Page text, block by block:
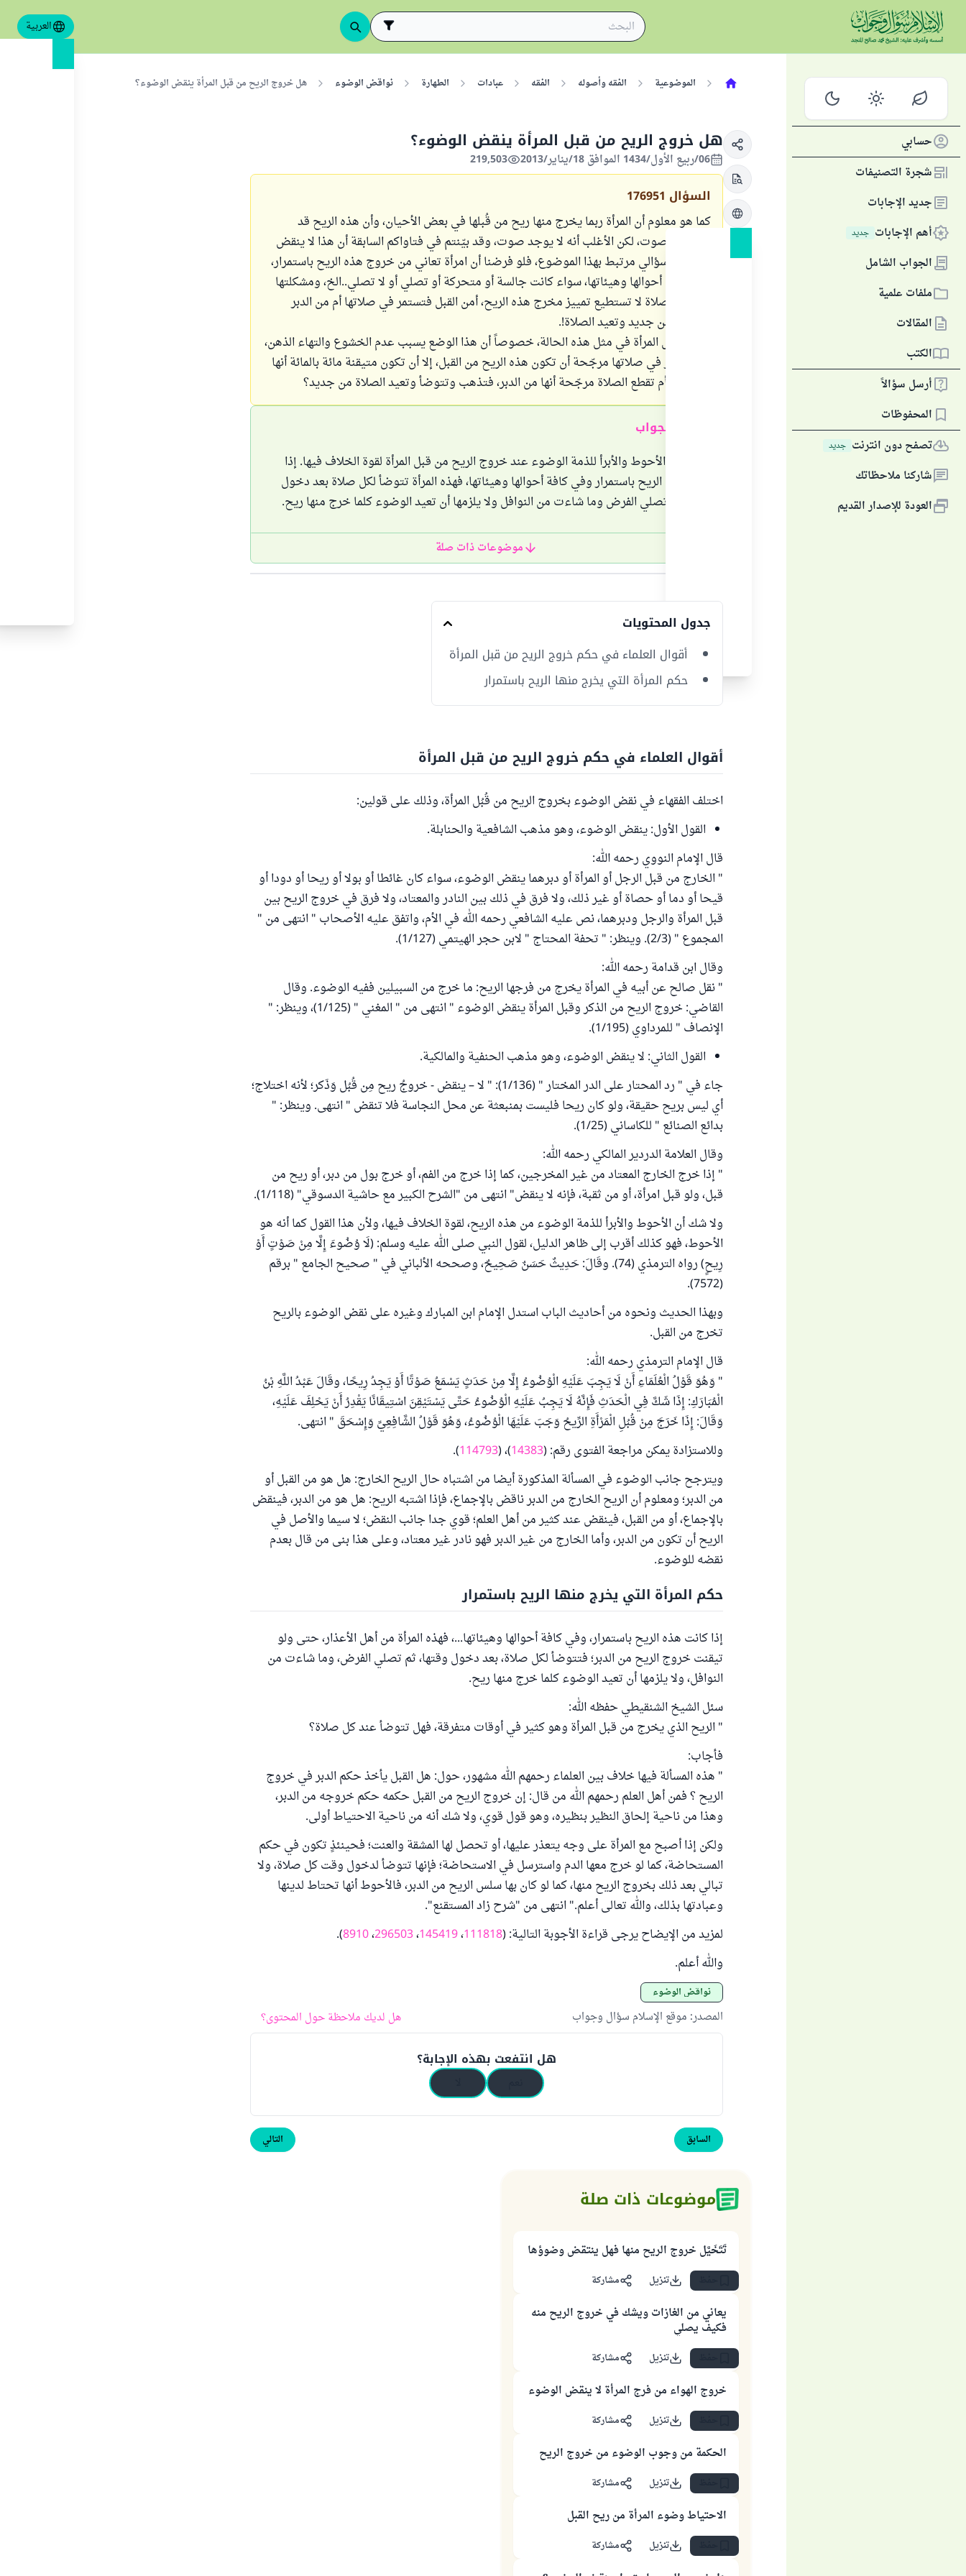
العربية
حسابي
شجرة التصنيفات
جديد الإجابات
أهم الإجابات جديد
الجواب الشامل
ملفات علمية
المقالات
الكتب
أرسل سؤالاً
المحفوظات
تصفح دون انترنت جديد
شاركنا ملاحظاتك
العودة للإصدار القديم
الموضوعية الفقه وأصوله الفقه عبادات الطهارة نواقض الوضوء هل خروج الريح من قبل المرأة ينقض الوضوء؟
هل خروج الريح من قبل المرأة ينقض الوضوء؟
06/ربيع الأول/1434 الموافق 18/يناير/2013 219,503
السؤال 176951
كما هو معلوم أن المرأة ربما يخرج منها ريح من قُبلها في بعض الأحيان، وأن هذه الريح قد
يصاحبها صوت، لكن الأغلب أنه لا يوجد صوت، وقد بيّنتم في فتاواكم السابقة أن هذا لا ينقض
الوضوء، سؤالي مرتبط بهذا الموضوع، فلو فرضنا أن امرأة تعاني من خروج هذه الريح باستمرار،
وفي كافة أحوالها وهيئاتها، سواء كانت جالسة أو متحركة أو تصلي أو لا تصلي..الخ، ومشكلتها
أنها في الصلاة لا تستطيع تمييز مخرج هذه الريح، أمن القبل فتستمر في صلاتها أم من الدبر
فتتوضأ من جديد وتعيد الصلاة!.
فماذا تفعل المرأة في مثل هذه الحالة، خصوصاً أن هذا الوضع يسبب عدم الخشوع والتهاء الذهن،
هل تستمر في صلاتها مرجّحة أن تكون هذه الريح من القبل، إلا أن تكون متيقنة مائة بالمائة أنها
من الدبر، أم تقطع الصلاة مرجّحة أنها من الدبر، فتذهب وتتوضأ وتعيد الصلاة من جديد؟
ملخص الجواب
لا شك أن الأحوط والأبرأ للذمة الوضوء عند خروج الريح من قبل المرأة لقوة الخلاف فيها. إذا
كانت هذه الريح باستمرار وفي كافة أحوالها وهيئاتها، فهذه المرأة تتوضأ لكل صلاة بعد دخول
وقتها ثم تصلي الفرض وما شاءت من النوافل ولا يلزمها أن تعيد الوضوء كلما خرج منها ريح.
موضوعات ذات صلة
جدول المحتويات
أقوال العلماء في حكم خروج الريح من قبل المرأة
حكم المرأة التي يخرج منها الريح باستمرار
أقوال العلماء في حكم خروج الريح من قبل المرأة
اختلف الفقهاء في نقض الوضوء بخروج الريح من قُبُل المرأة، وذلك على قولين:
القول الأول: ينقض الوضوء، وهو مذهب الشافعية والحنابلة.
قال الإمام النووي رحمه الله:
" الخارج من قبل الرجل أو المرأة أو دبرهما ينقض الوضوء، سواء كان غائطا أو بولا أو ريحا أو دودا أو
قيحا أو دما أو حصاة أو غير ذلك، ولا فرق في ذلك بين النادر والمعتاد، ولا فرق في خروج الريح بين
قبل المرأة والرجل ودبرهما، نص عليه الشافعي رحمه الله في الأم، واتفق عليه الأصحاب " انتهى من "
المجموع " (2/3). وينظر: " تحفة المحتاج " لابن حجر الهيتمي (1/127).
وقال ابن قدامة رحمه الله:
" نقل صالح عن أبيه في المرأة يخرج من فرجها الريح: ما خرج من السبيلين ففيه الوضوء. وقال
القاضي: خروج الريح من الذكر وقبل المرأة ينقض الوضوء " انتهى من " المغني " (1/125)، وينظر: "
الإنصاف " للمرداوي (1/195).
القول الثاني: لا ينقض الوضوء، وهو مذهب الحنفية والمالكية.
جاء في " رد المحتار على الدر المختار " (1/136): " لا – ينقض - خروجُ ريح مِن قُبُل وَذَكر؛ لأنه اختلاج؛
أي ليس بريح حقيقة، ولو كان ريحا فليست بمنبعثة عن محل النجاسة فلا تنقض " انتهى. وينظر: "
بدائع الصنائع " للكاساني (1/25).
وقال العلامة الدردير المالكي رحمه الله:
" إذا خرج الخارج المعتاد من غير المخرجين، كما إذا خرج من الفم، أو خرج بول من دبر، أو ريح من
قبل، ولو قبل امرأة، أو من ثقبة، فإنه لا ينقض" انتهى من "الشرح الكبير مع حاشية الدسوقي" (1/118).
ولا شك أن الأحوط والأبرأ للذمة الوضوء من هذه الريح، لقوة الخلاف فيها، ولأن هذا القول كما أنه هو
الأحوط، فهو كذلك أقرب إلى ظاهر الدليل، لقول النبي صلى الله عليه وسلم: (لَا وُضُوءَ إِلَّا مِنْ صَوْتٍ أَوْ
رِيحٍ) رواه الترمذي (74). وقَالَ: حَدِيثٌ حَسَنٌ صَحِيحٌ، وصححه الألباني في " صحيح الجامع " برقم
(7572).
وبهذا الحديث ونحوه من أحاديث الباب استدل الإمام ابن المبارك وغيره على نقض الوضوء بالريح
تخرج من القبل.
قال الإمام الترمذي رحمه الله:
" وَهُوَ قَوْلُ الْعُلَمَاءِ أَنْ لَا يَجِبَ عَلَيْهِ الْوُضُوءُ إِلَّا مِنْ حَدَثٍ يَسْمَعُ صَوْتًا أَوْ يَجِدُ رِيحًا، وقَالَ عَبْدُ اللَّهِ بْنُ
الْمُبَارَكِ: إِذَا شَكَّ فِي الْحَدَثِ فَإِنَّهُ لَا يَجِبُ عَلَيْهِ الْوُضُوءُ حَتَّى يَسْتَيْقِنَ اسْتِيقَانًا يَقْدِرُ أَنْ يَحْلِفَ عَلَيْهِ،
وَقَالَ: إِذَا خَرَجَ مِنْ قُبُلِ الْمَرْأَةِ الرِّيحُ وَجَبَ عَلَيْهَا الْوُضُوءُ، وَهُوَ قَوْلُ الشَّافِعِيِّ وَإِسْحَقَ " انتهى.
وللاستزادة يمكن مراجعة الفتوى رقم: (14383)، (114793
).
ويترجح جانب الوضوء في المسألة المذكورة أيضا من اشتباه حال الريح الخارج: هل هو من القبل أو
من الدبر؛ ومعلوم أن الريح الخارج من الدبر ناقض بالإجماع، فإذا اشتبه الريح: هل هو من الدبر، فينقض
بالإجماع، أو من القبل، فينقض عند كثير من أهل العلم؛ قوي جدا جانب النقض؛ لا سيما والأصل في
الريح أن تكون من الدبر، وأما الخارج من غير الدبر فهو نادر غير معتاد، وعلى هذا بنى من قال بعدم
نقضه للوضوء.
حكم المرأة التي يخرج منها الريح باستمرار
إذا كانت هذه الريح باستمرار، وفي كافة أحوالها وهيئاتها...، فهذه المرأة من أهل الأعذار، حتى ولو
تيقنت خروج الريح من الدبر؛ فتتوضأ لكل صلاة، بعد دخول وقتها، ثم تصلي الفرض، وما شاءت من
النوافل، ولا يلزمها أن تعيد الوضوء كلما خرج منها ريح.
سئل الشيخ الشنقيطي حفظه الله:
" الريح الذي يخرج من قبل المرأة وهو كثير في أوقات متفرقة، فهل تتوضأ عند كل صلاة؟
فأجاب:
" هذه المسألة فيها خلاف بين العلماء رحمهم الله مشهور، حول: هل القبل يأخذ حكم الدبر في خروج
الريح ؟ فمن أهل العلم رحمهم الله من قال: إن خروج الريح من القبل حكمه حكم خروجه من الدبر،
وهذا من ناحية إلحاق النظير بنظيره، وهو قول قوي، ولا شك أنه من ناحية الاحتياط أولى.
ولكن إذا أصبح مع المرأة على وجه يتعذر عليها، أو تحصل لها المشقة والعنت؛ فحينئذٍ تكون في حكم
المستحاضة، كما لو خرج معها الدم واسترسل في الاستحاضة؛ فإنها تتوضأ لدخول وقت كل صلاة، ولا
تبالي بعد ذلك بخروج الريح منها، كما لو كان بها سلس الريح من الدبر، فالأحوط أنها تحتاط لدينها
وعبادتها بذلك، والله تعالى أعلم." انتهى من "شرح زاد المستقنع".
لمزيد من الإيضاح يرجى قراءة الأجوبة التالية: (111818،145419،296503،8910
).
والله أعلم.
نواقض الوضوء
المصدر: موقع الإسلام سؤال وجواب هل لديك ملاحظة حول المحتوى؟
هل انتفعت بهذه الإجابة؟
السابق التالي
موضوعات ذات صلة
تَتَخَيَّل خروج الريح منها فهل ينتقض وضوؤها
تنزيل مشاركة
يعاني من الغازات ويشك في خروج الريح منه
فكيف يصلي
تنزيل مشاركة
خروج الهواء من فرج المرأة لا ينقض الوضوء
تنزيل مشاركة
الحكمة من وجوب الوضوء من خروج الريح
تنزيل مشاركة
الاحتياط وضوء المرأة من ريح القبل
تنزيل مشاركة